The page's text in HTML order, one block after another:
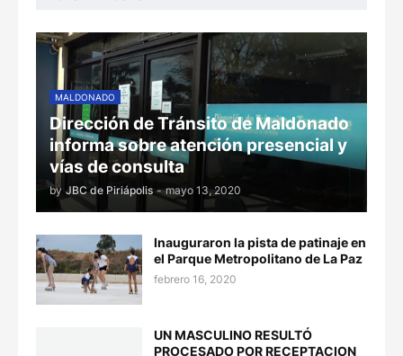
MALDONADO
Dirección de Tránsito de Maldonado
informa sobre atención presencial y
vías de consulta
by JBC de Piriápolis - mayo 13, 2020
Inauguraron la pista de patinaje en
el Parque Metropolitano de La Paz
febrero 16, 2020
UN MASCULINO RESULTÓ
PROCESADO POR RECEPTACION